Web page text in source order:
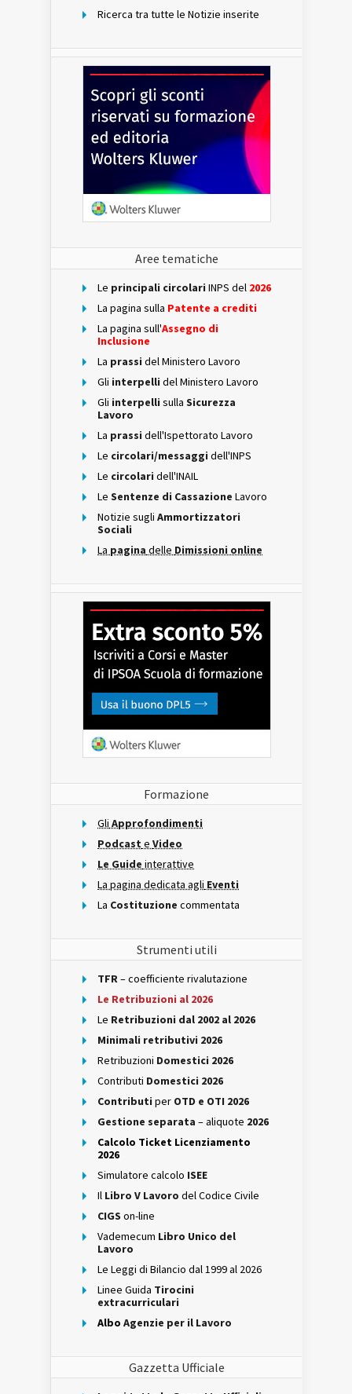
Ricerca tra tutte le Notizie inserite
Aree tematiche
Le principali circolari INPS del 2026
La pagina sulla Patente a crediti
La pagina sull'Assegno di
Inclusione
La prassi del Ministero Lavoro
Gli interpelli del Ministero Lavoro
Gli interpelli sulla Sicurezza
Lavoro
La prassi dell'Ispettorato Lavoro
Le circolari/messaggi dell'INPS
Le circolari dell'INAIL
Le Sentenze di Cassazione Lavoro
Notizie sugli Ammortizzatori
Sociali
La pagina delle Dimissioni online
Formazione
Gli Approfondimenti
Podcast e Video
Le Guide interattive
La pagina dedicata agli Eventi
La Costituzione commentata
Strumenti utili
TFR– coefficiente rivalutazione
Le Retribuzioni al 2026
Le Retribuzioni dal 2002 al 2026
Minimali retributivi 2026
Retribuzioni Domestici 2026
Contributi Domestici 2026
Contributi per OTD e OTI 2026
Gestione separata – aliquote 2026
Calcolo Ticket Licenziamento
2026
Simulatore calcolo ISEE
Il Libro V Lavoro del Codice Civile
CIGS on-line
Vademecum Libro Unico del
Lavoro
Le Leggi di Bilancio dal 1999 al 2026
Linee Guida Tirocini
extracurriculari
Albo Agenzie per il Lavoro
Gazzetta Ufficiale